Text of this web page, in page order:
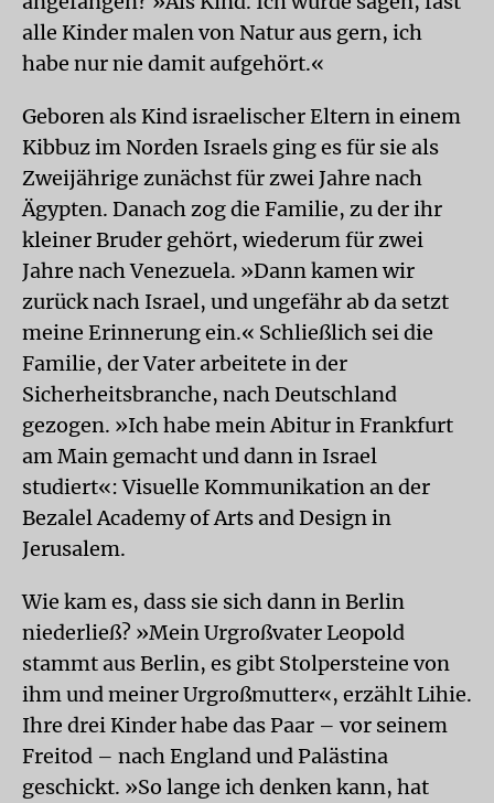
alle Kinder malen von Natur aus gern, ich
habe nur nie damit aufgehört.«
Geboren als Kind israelischer Eltern in einem
Kibbuz im Norden Israels ging es für sie als
Zweijährige zunächst für zwei Jahre nach
Ägypten. Danach zog die Familie, zu der ihr
kleiner Bruder gehört, wiederum für zwei
Jahre nach Venezuela. »Dann kamen wir
zurück nach Israel, und ungefähr ab da setzt
meine Erinnerung ein.« Schließlich sei die
Familie, der Vater arbeitete in der
Sicherheitsbranche, nach Deutschland
gezogen. »Ich habe mein Abitur in Frankfurt
am Main gemacht und dann in Israel
studiert«: Visuelle Kommunikation an der
Bezalel Academy of Arts and Design in
Jerusalem.
Wie kam es, dass sie sich dann in Berlin
niederließ? »Mein Urgroßvater Leopold
stammt aus Berlin, es gibt Stolpersteine von
ihm und meiner Urgroßmutter«, erzählt Lihie.
Ihre drei Kinder habe das Paar – vor seinem
Freitod – nach England und Palästina
geschickt. »So lange ich denken kann, hat